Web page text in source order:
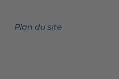
Plan du site